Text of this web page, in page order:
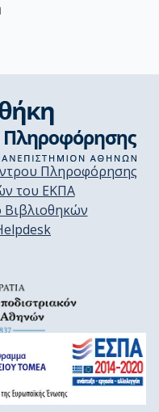
Πληροφόρησης
του ΕΚΠΑ
Βιβλιοθηκών